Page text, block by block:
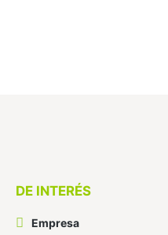
DE INTERÉS
Empresa